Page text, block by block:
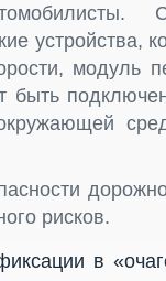
устройства,
модуль
быть
рисков.
в